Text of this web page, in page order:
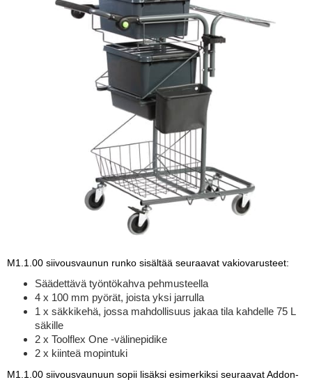
M1.1.00 siivousvaunun runko sisältää seuraavat vakiovarusteet:
Säädettävä työntökahva pehmusteella
4 x 100 mm pyörät, joista yksi jarrulla
1 x säkkikehä, jossa mahdollisuus jakaa tila kahdelle 75 L
säkille
2 x Toolflex One -välinepidike
2 x kiinteä mopintuki
M1.1.00 siivousvaunuun sopii lisäksi esimerkiksi seuraavat Addon-